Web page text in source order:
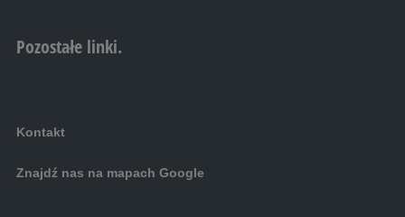
Pozostałe linki.
Kontakt
Znajdź nas na mapach Google